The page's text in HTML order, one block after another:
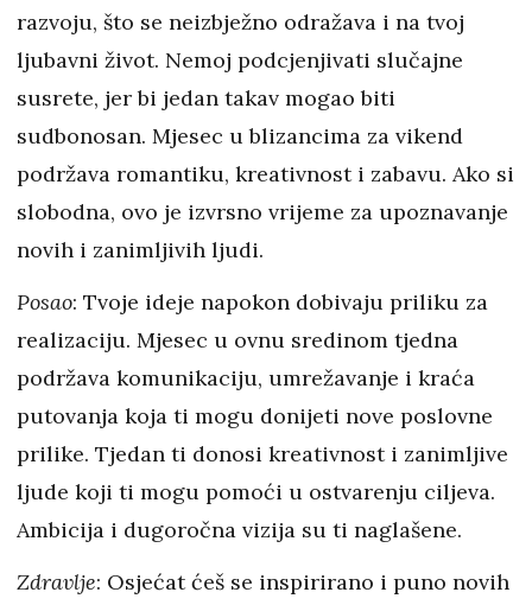
razvoju, što se neizbježno odražava i na tvoj
ljubavni život. Nemoj podcjenjivati slučajne
susrete, jer bi jedan takav mogao biti
sudbonosan. Mjesec u blizancima za vikend
podržava romantiku, kreativnost i zabavu. Ako si
slobodna, ovo je izvrsno vrijeme za upoznavanje
novih i zanimljivih ljudi.
Posao: Tvoje ideje napokon dobivaju priliku za
realizaciju. Mjesec u ovnu sredinom tjedna
podržava komunikaciju, umrežavanje i kraća
putovanja koja ti mogu donijeti nove poslovne
prilike. Tjedan ti donosi kreativnost i zanimljive
ljude koji ti mogu pomoći u ostvarenju ciljeva.
Ambicija i dugoročna vizija su ti naglašene.
Zdravlje: Osjećat ćeš se inspirirano i puno novih